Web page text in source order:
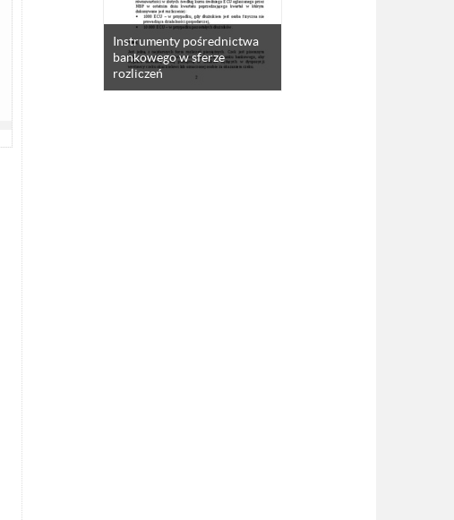
Instrumenty pośrednictwa
bankowego w sferze
rozliczeń